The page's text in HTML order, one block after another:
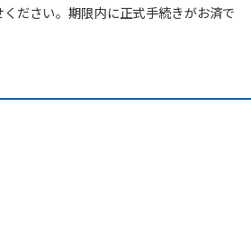
ださい。期限内に正式手続きがお済で